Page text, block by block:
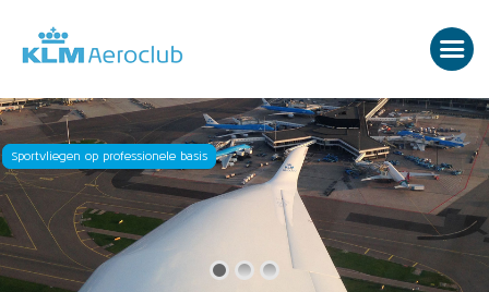
Sportvliegen op professionele basis